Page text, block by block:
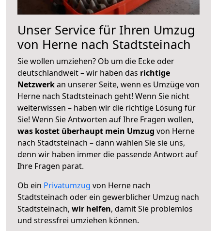
Unser Service für Ihren Umzug
von Herne nach Stadtsteinach
Sie wollen umziehen? Ob um die Ecke oder
deutschlandweit – wir haben das richtige
Netzwerkan unserer Seite, wenn es Umzüge von
Herne nach Stadtsteinach geht! Wenn Sie nicht
weiterwissen – haben wir die richtige Lösung für
Sie! Wenn Sie Antworten auf Ihre Fragen wollen,
was kostet überhaupt mein Umzug von Herne
nach Stadtsteinach – dann wählen Sie sie uns,
denn wir haben immer die passende Antwort auf
Ihre Fragen parat.
Ob ein Privatumzug von Herne nach
Stadtsteinach oder ein gewerblicher Umzug nach
Stadtsteinach, wir helfen, damit Sie problemlos
und stressfrei umziehen können.